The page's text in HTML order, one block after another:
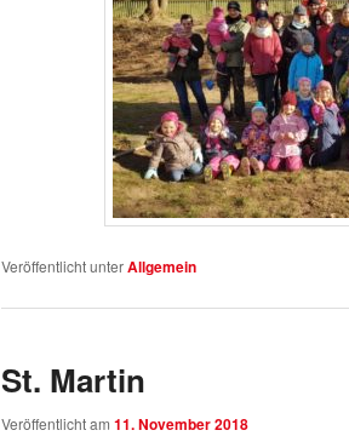
Veröffentlicht unterAllgemein
St. Martin
Veröffentlicht am 11. November 2018